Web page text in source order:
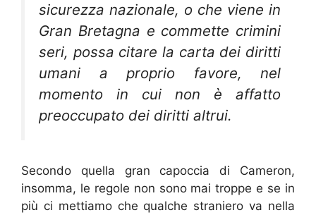
sicurezza nazionale, o che viene in
Gran Bretagna e commette crimini
seri, possa citare la carta dei diritti
umani a proprio favore, nel
momento in cui non è affatto
preoccupato dei diritti altrui.
Secondo quella gran capoccia di Cameron,
insomma, le regole non sono mai troppe e se in
più ci mettiamo che qualche straniero va nella